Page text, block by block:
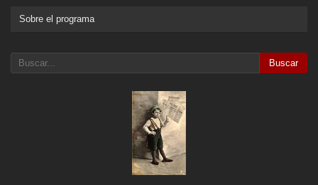
Sobre el programa
Buscar